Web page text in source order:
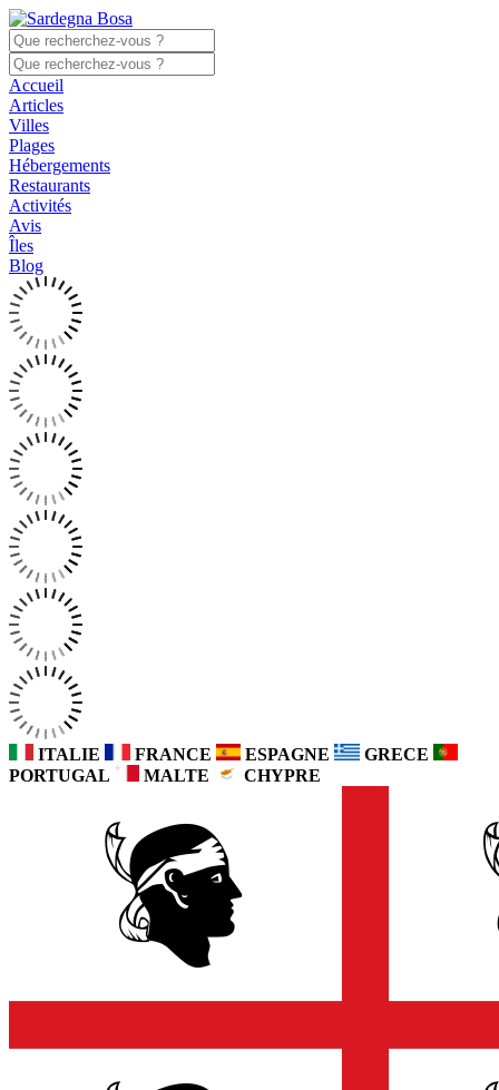
Accueil
Articles
Villes
Plages
Hébergements
Restaurants
Activités
Avis
Îles
Blog
ITALIE FRANCE ESPAGNE
GRECE
PORTUGAL
MALTE CHYPRE